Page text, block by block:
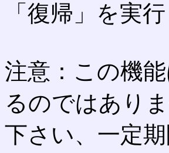
「復帰」を実
注意：この機
るのではあり
下さい、一定